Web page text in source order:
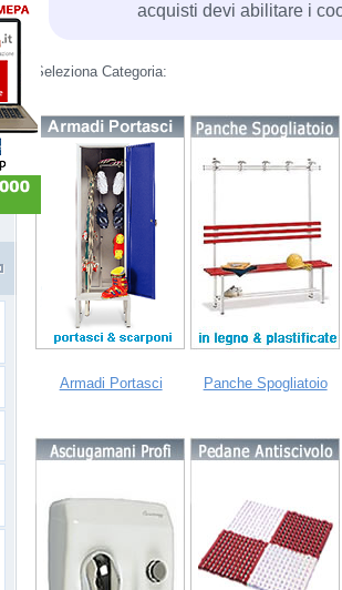
acquisti devi abilitare i
Seleziona Categoria:
Armadi Portasci Panche Spogliatoio